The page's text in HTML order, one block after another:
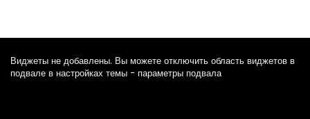
Виджеты не добавлены. Вы можете отключить область виджетов в
подвале в настройках темы - параметры подвала